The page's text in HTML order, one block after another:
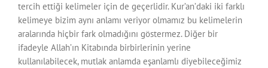
tercih ettiği kelimeler için de geçerlidir. Kur’an’daki iki farklı
kelimeye bizim aynı anlamı veriyor olmamız bu kelimelerin
aralarında hiçbir fark olmadığını göstermez. Diğer bir
ifadeyle Allah’ın Kitabında birbirlerinin yerine
kullanılabilecek, mutlak anlamda eşanlamlı diyebileceğimiz